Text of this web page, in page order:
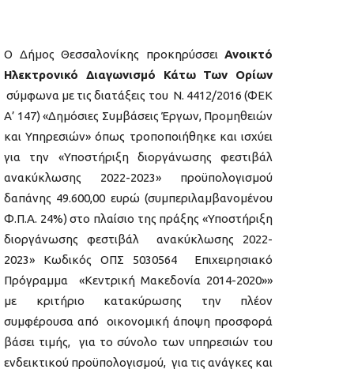
Ο Δήμος Θεσσαλονίκης προκηρύσσει Ανοικτό
Ηλεκτρονικό Διαγωνισμό Κάτω Των Ορίων
σύμφωνα με τις διατάξεις του Ν. 4412/2016 (ΦΕΚ
Α’ 147) «Δημόσιες Συμβάσεις Έργων, Προμηθειών
και Υπηρεσιών» όπως τροποποιήθηκε και ισχύει
για την «Υποστήριξη διοργάνωσης φεστιβάλ
ανακύκλωσης 2022-2023» προϋπολογισμού
δαπάνης 49.600,00 ευρώ (συμπεριλαμβανομένου
Φ.Π.Α. 24%) στο πλαίσιο της πράξης «Υποστήριξη
διοργάνωσης φεστιβάλ ανακύκλωσης 2022-
2023» Κωδικός ΟΠΣ 5030564 Επιχειρησιακό
Πρόγραμμα «Κεντρική Μακεδονία 2014-2020»»
με κριτήριο κατακύρωσης την πλέον
συμφέρουσα από οικονομική άποψη προσφορά
βάσει τιμής, για το σύνολο των υπηρεσιών του
ενδεικτικού προϋπολογισμού, για τις ανάγκες και